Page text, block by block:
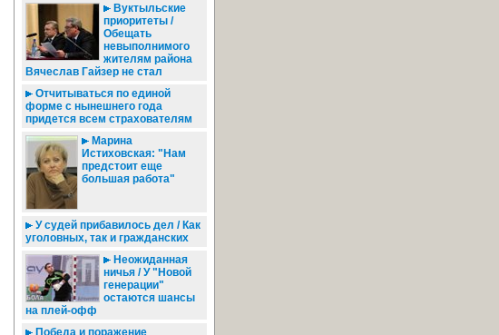
Вуктыльские
приоритеты /
Обещать
невыполнимого
жителям района
Вячеслав Гайзер не стал
Отчитываться по единой
форме с нынешнего года
придется всем страхователям
Марина
Истиховская: "Нам
предстоит еще
большая работа"
У судей прибавилось дел / Как
уголовных, так и гражданских
Неожиданная
ничья / У "Новой
генерации"
остаются шансы
на плей-офф
Победа и поражение